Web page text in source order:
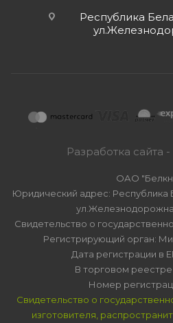
Республика
Разработка сайта -
ОАО
Юридический адрес: Республика
Свидетельство о
Регистрирующий орган:
Дата регистрации в
В торговом реестре
Номер
Свидетельство о
изготовителя,